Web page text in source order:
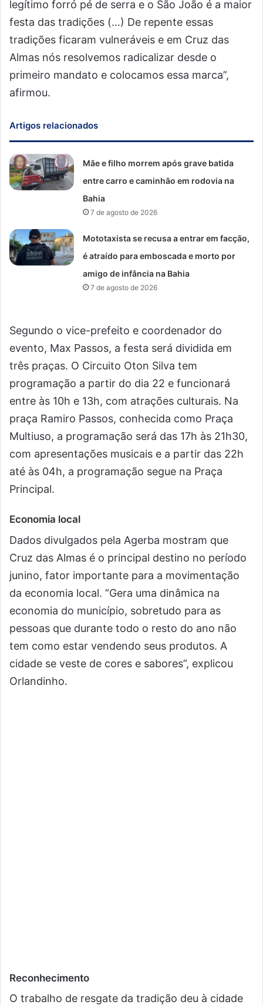
legítimo forró pé de serra e o São João é a maior
festa das tradições (…) De repente essas
tradições ficaram vulneráveis e em Cruz das
Almas nós resolvemos radicalizar desde o
primeiro mandato e colocamos essa marca”,
afirmou.
Artigos relacionados
Mãe e filho morrem após grave batida
entre carro e caminhão em rodovia na
Bahia
7 de agosto de 2026
Mototaxista se recusa a entrar em facção,
é atraído para emboscada e morto por
amigo de infância na Bahia
7 de agosto de 2026
Segundo o vice-prefeito e coordenador do
evento, Max Passos, a festa será dividida em
três praças. O Circuito Oton Silva tem
programação a partir do dia 22 e funcionará
entre às 10h e 13h, com atrações culturais. Na
praça Ramiro Passos, conhecida como Praça
Multiuso, a programação será das 17h às 21h30,
com apresentações musicais e a partir das 22h
até às 04h, a programação segue na Praça
Principal.
Economia local
Dados divulgados pela Agerba mostram que
Cruz das Almas é o principal destino no período
junino, fator importante para a movimentação
da economia local. “Gera uma dinâmica na
economia do município, sobretudo para as
pessoas que durante todo o resto do ano não
tem como estar vendendo seus produtos. A
cidade se veste de cores e sabores”, explicou
Orlandinho.
Reconhecimento
O trabalho de resgate da tradição deu à cidade